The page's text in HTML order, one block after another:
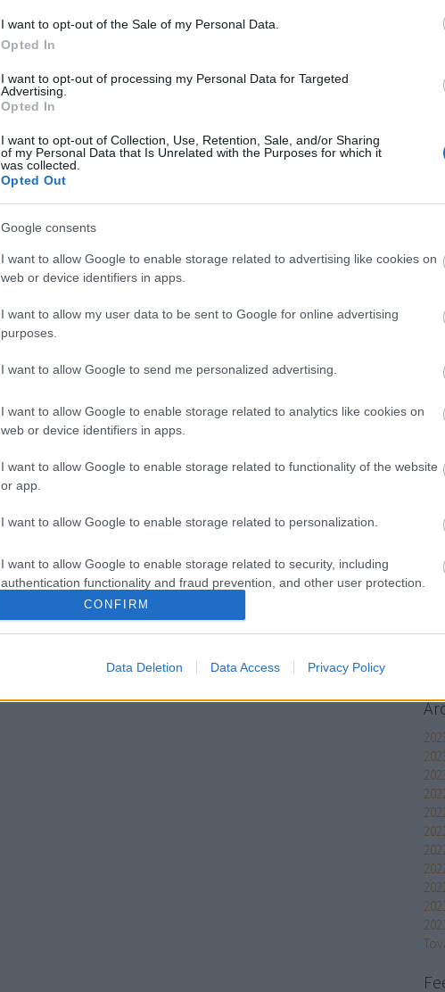
I want to opt-out of the Sale of my Personal Data.
Opted In
I want to opt-out of processing my Personal Data for Targeted
Advertising.
Opted In
I want to opt-out of Collection, Use, Retention, Sale, and/or Sharing
of my Personal Data that Is Unrelated with the Purposes for which it
was collected.
Opted Out
Google consents
I want to allow Google to enable storage related to advertising like cookies on
web or device identifiers in apps.
I want to allow my user data to be sent to Google for online advertising
purposes.
I want to allow Google to send me personalized advertising.
I want to allow Google to enable storage related to analytics like cookies on
web or device identifiers in apps.
I want to allow Google to enable storage related to functionality of the website
or app.
I want to allow Google to enable storage related to personalization.
I want to allow Google to enable storage related to security, including
authentication functionality and fraud prevention, and other user protection.
CONFIRM
Data Deletion Data Access Privacy Policy